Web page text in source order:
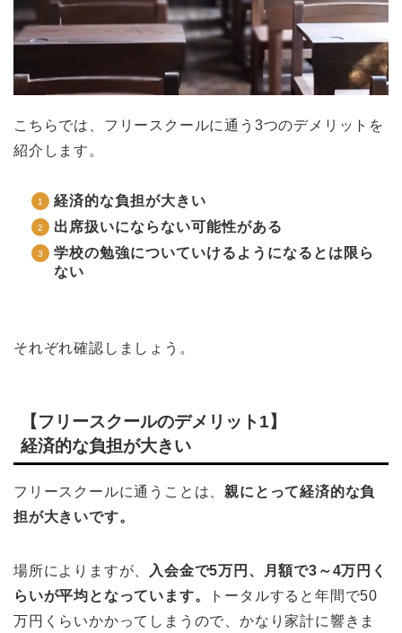
こちらでは、フリースクールに通う3つのデメリットを
紹介します。
経済的な負担が大きい
出席扱いにならない可能性がある
学校の勉強についていけるようになるとは限ら
ない
それぞれ確認しましょう。
【フリースクールのデメリット1】
経済的な負担が大きい
フリースクールに通うことは、親にとって経済的な負
担が大きいです。
場所によりますが、
入会金で5万円、月額で3～4万円く
らいが平均となっています。
トータルすると年間で50
万円くらいかかってしまうので、かなり家計に響きま